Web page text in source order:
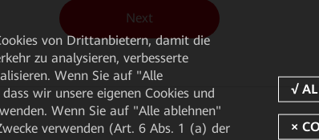
Next
von Drittanbietern, damit die
zu analysieren, verbesserte
Wenn Sie auf "Alle
wir unsere eigenen Cookies und
Wenn Sie auf "Alle ablehnen"
verwenden (Art. 6 Abs. 1 (a) der